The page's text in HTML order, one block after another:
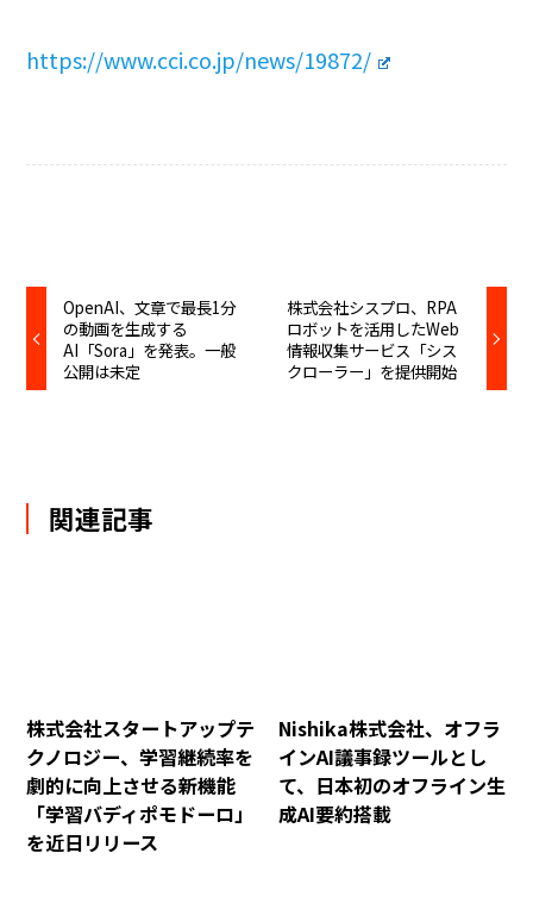
https://www.cci.co.jp/news/19872/
OpenAI、文章で最長1分
の動画を生成する
AI「Sora」を発表。一般
公開は未定
株式会社シスプロ、RPA
ロボットを活用したWeb
情報収集サービス「シス
クローラー」を提供開始
関連記事
株式会社スタートアップテ
クノロジー、学習継続率を
劇的に向上させる新機能
「学習バディポモドーロ」
を近日リリース
Nishika株式会社、オフラ
インAI議事録ツールとし
て、日本初のオフライン生
成AI要約搭載